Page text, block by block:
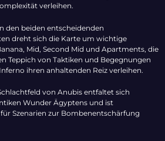
verleihen.
den beiden entscheidenden
dreht sich die Karte um wichtige
Mid, Second Mid und Apartments, die
Teppich von Taktiken und Begegnungen
ihren anhaltenden Reiz verleihen.
von Anubis entfaltet sich
Wunder Ägyptens und ist
Szenarien zur Bombenentschärfung